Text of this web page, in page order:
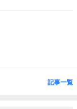
記事一覧